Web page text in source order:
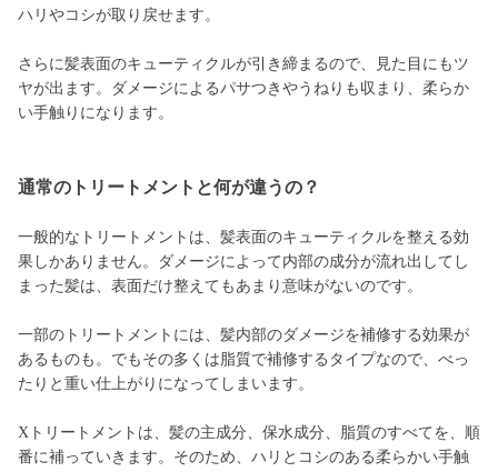
ハリやコシが取り戻せます。
さらに髪表面のキューティクルが引き締まるので、見た目にもツ
ヤが出ます。ダメージによるパサつきやうねりも収まり、柔らか
い手触りになります。
通常のトリートメントと何が違うの？
一般的なトリートメントは、髪表面のキューティクルを整える効
果しかありません。ダメージによって内部の成分が流れ出してし
まった髪は、表面だけ整えてもあまり意味がないのです。
一部のトリートメントには、髪内部のダメージを補修する効果が
あるものも。でもその多くは脂質で補修するタイプなので、べっ
たりと重い仕上がりになってしまいます。
Xトリートメントは、髪の主成分、保水成分、脂質のすべてを、順
番に補っていきます。そのため、ハリとコシのある柔らかい手触